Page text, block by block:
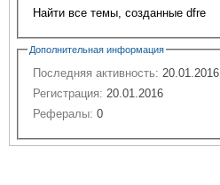
Найти все темы, созданные dfre
Дополнительная информация
Последняя активность: 20.01.2016
Регистрация: 20.01.2016
Рефералы: 0